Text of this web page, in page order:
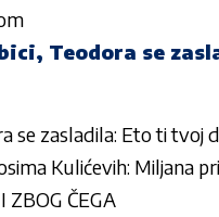
Teodora se
se zasladila: Eto ti tvoj
Kulićevih: Miljana
ZBOG ČEGA